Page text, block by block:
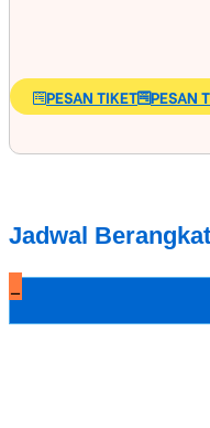
PESAN TIKET PESAN
Jadwal Berangkat
_